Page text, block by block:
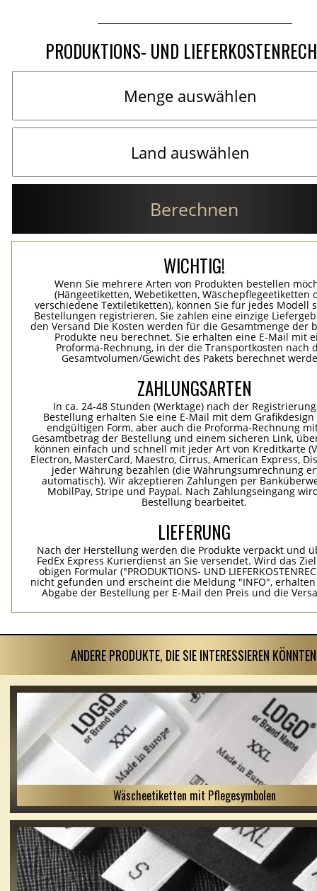
PRODUKTIONS- UND
Berechnen
WICHTIG!
Wenn Sie mehrere Arten von Produkten bestellen
(Hängeetiketten, Webetiketten, Wäschepflegeetiketten
verschiedene Textiletiketten), können Sie für jedes Modell
Bestellungen registrieren, Sie zahlen eine einzige
den Versand Die Kosten werden für die Gesamtmenge der
Produkte neu berechnet. Sie erhalten eine E-Mail mit
Proforma-Rechnung, in der die Transportkosten nach
Gesamtvolumen/Gewicht des Pakets berechnet
ZAHLUNGSARTEN
In ca. 24-48 Stunden (Werktage) nach der
Bestellung erhalten Sie eine E-Mail mit dem
endgültigen Form, aber auch die Proforma-Rechnung
Gesamtbetrag der Bestellung und einem sicheren Link,
können einfach und schnell mit jeder Art von Kreditkarte
Electron, MasterCard, Maestro, Cirrus, American Express,
jeder Währung bezahlen (die Währungsumrechnung
automatisch). Wir akzeptieren Zahlungen per
MobilPay, Stripe und Paypal. Nach Zahlungseingang
Bestellung bearbeitet.
LIEFERUNG
Nach der Herstellung werden die Produkte verpackt und
FedEx Express Kurierdienst an Sie versendet. Wird das
obigen Formular ("PRODUKTIONS- UND
nicht gefunden und erscheint die Meldung "INFO", erhalten
Abgabe der Bestellung per E-Mail den Preis und die
ANDERE PRODUKTE, DIE SIE INTERESSIEREN
Wäscheetiketten mit Pflegesymbolen